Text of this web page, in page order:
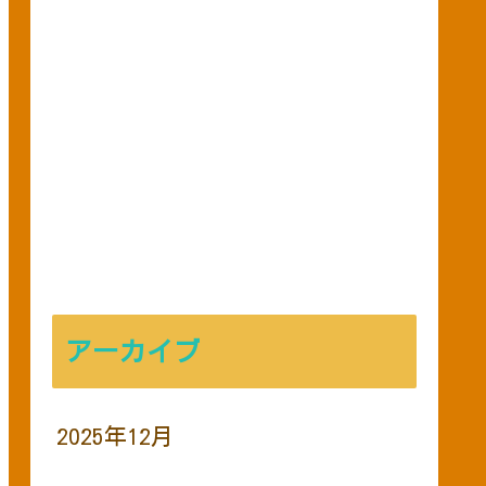
アーカイブ
2025年12月